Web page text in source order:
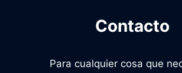
Contacto
Para cualquier cosa que